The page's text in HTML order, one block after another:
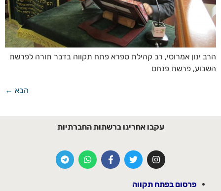
הרב ינון אמרוסי, רב קהילת ספרא פתח תקווה בדבר תורה לפרשת
השבוע, פרשת פנחס
הבא ←
עקבו אחרינו ברשתות החברתיות
פרסום בפתח תקווה